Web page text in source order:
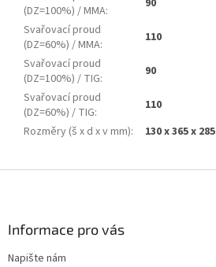
(DZ=100%) / MMA:
Svařovací proud
(DZ=60%) / MMA:
110
Svařovací proud
(DZ=100%) / TIG:
90
Svařovací proud
(DZ=60%) / TIG:
110
Rozměry (š x d x v mm): 130 x 365 x 285
Informace pro vás
Napište nám